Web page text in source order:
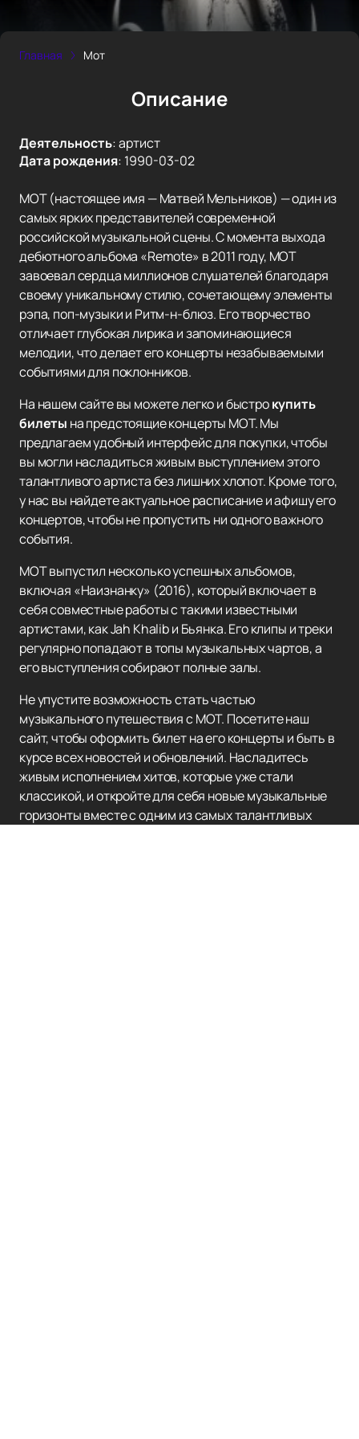
Главная Мот
Описание
Деятельность:артист
Дата рождения: 1990-03-02
МОТ (настоящее имя — Матвей Мельников) — один из
самых ярких представителей современной
российской музыкальной сцены. С момента выхода
дебютного альбома «Remote» в 2011 году, МОТ
завоевал сердца миллионов слушателей благодаря
своему уникальному стилю, сочетающему элементы
рэпа, поп-музыки и Ритм-н-блюз. Его творчество
отличает глубокая лирика и запоминающиеся
мелодии, что делает его концерты незабываемыми
событиями для поклонников.
На нашем сайте вы можете легко и быстрокупить
билеты на предстоящие концерты МОТ. Мы
предлагаем удобный интерфейс для покупки, чтобы
вы могли насладиться живым выступлением этого
талантливого артиста без лишних хлопот. Кроме того,
у нас вы найдете актуальное расписание и афишу его
концертов, чтобы не пропустить ни одного важного
события.
МОТ выпустил несколько успешных альбомов,
включая «Наизнанку» (2016), который включает в
себя совместные работы с такими известными
артистами, как Jah Khalib и Бьянка. Его клипы и треки
регулярно попадают в топы музыкальных чартов, а
его выступления собирают полные залы.
Не упустите возможность стать частью
музыкального путешествия с МОТ. Посетите наш
сайт, чтобы оформить билет на его концерты и быть в
курсе всех новостей и обновлений. Насладитесь
живым исполнением хитов, которые уже стали
классикой, и откройте для себя новые музыкальные
горизонты вместе с одним из самых талантливых